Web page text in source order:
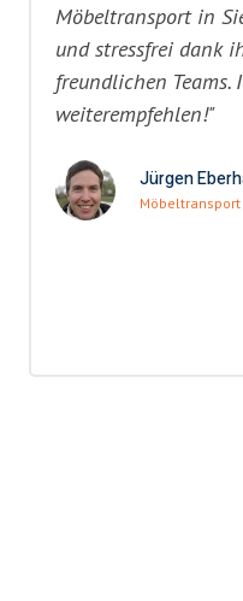
Möbeltransport in
und stressfrei dank
freundlichen
weiterempfehlen!"
Jürgen
Möbeltransport